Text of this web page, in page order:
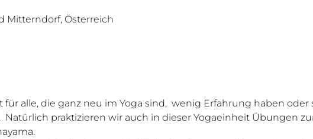
Mitterndorf, Österreich
für alle, die ganz neu im Yoga sind,  wenig Erfahrung haben oder
Natürlich praktizieren wir auch in dieser Yogaeinheit Übungen